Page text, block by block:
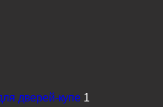
дверей-купе 1